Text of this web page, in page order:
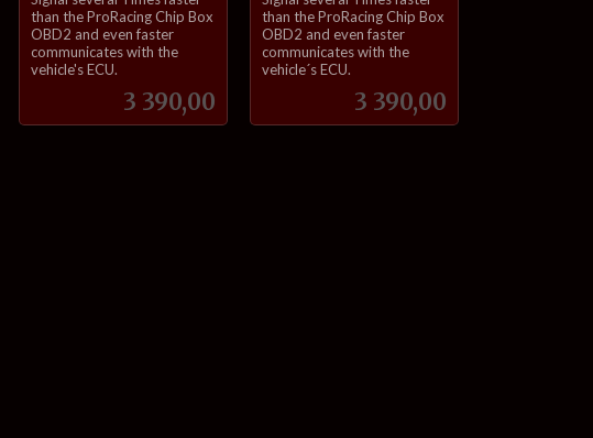
Pris
3 390,00
than the ProRacing Chip Box
OBD2 and even faster
communicates with the
vehicle's ECU.
Pris
3 390,00
than the ProRacing Chip Box
OBD2 and even faster
communicates with the
vehicle´s ECU.